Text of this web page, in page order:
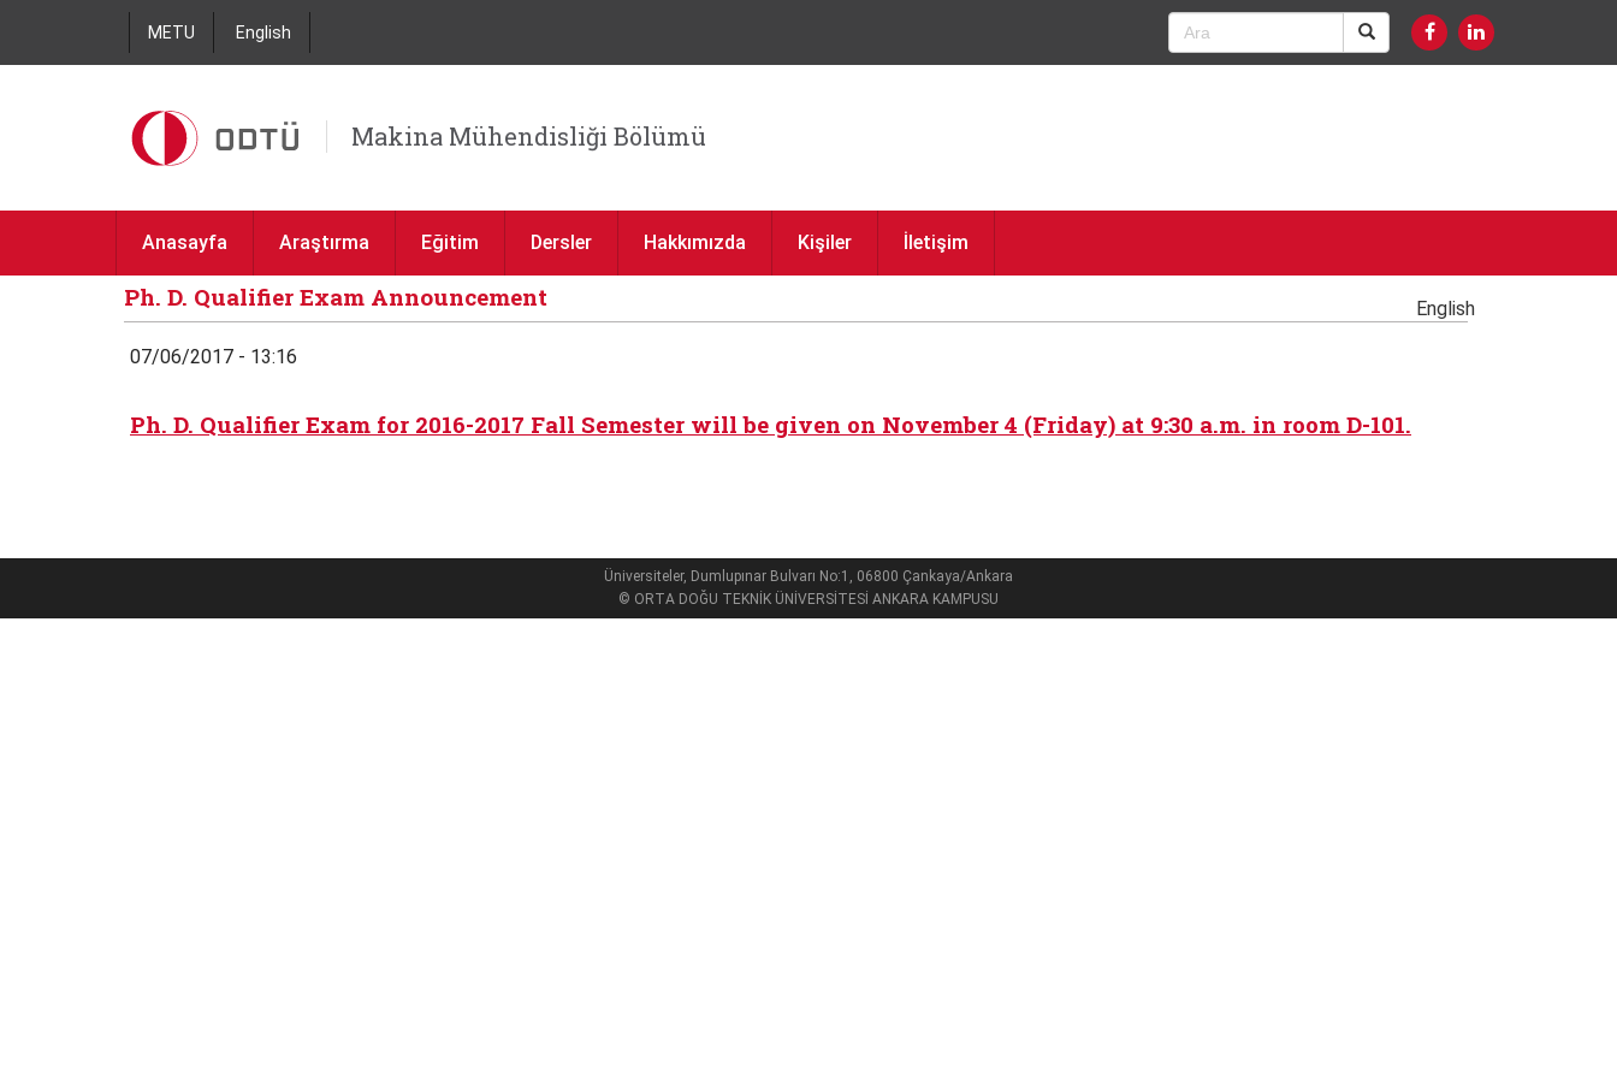
METU English
Makina Mühendisliği Bölümü
Anasayfa Araştırma Eğitim Dersler Hakkımızda Kişiler İletişim
Ph. D. Qualifier Exam Announcement
07/06/2017 - 13:16
English
Ph. D. Qualifier Exam for 2016-2017 Fall Semester will be given on November 4 (Friday) at 9:30 a.m. in room D-101.
Üniversiteler, Dumlupınar Bulvarı No:1, 06800 Çankaya/Ankara
© ORTA DOĞU TEKNİK ÜNİVERSİTESİ ANKARA KAMPUSU